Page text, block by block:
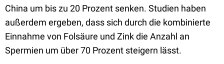
China um bis zu 20 Prozent senken. Studien haben
außerdem ergeben, dass sich durch die kombinierte
Einnahme von Folsäure und Zink die Anzahl an
Spermien um über 70 Prozent steigern lässt.